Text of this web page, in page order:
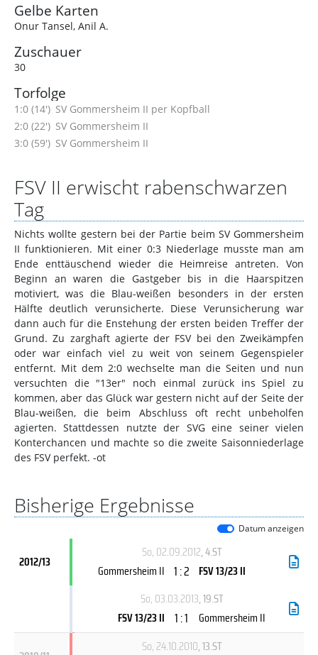
Gelbe Karten
Onur Tansel, Anil A.
Zuschauer
30
Torfolge
1:0 (14') SV Gommersheim II per Kopfball
2:0 (22') SV Gommersheim II
3:0 (59') SV Gommersheim II
FSV II erwischt rabenschwarzen
Tag
Nichts wollte gestern bei der Partie beim SV Gommersheim
II funktionieren. Mit einer 0:3 Niederlage musste man am
Ende enttäuschend wieder die Heimreise antreten. Von
Beginn an waren die Gastgeber bis in die Haarspitzen
motiviert, was die Blau-weißen besonders in der ersten
Hälfte deutlich verunsicherte. Diese Verunsicherung war
dann auch für die Enstehung der ersten beiden Treffer der
Grund. Zu zarghaft agierte der FSV bei den Zweikämpfen
oder war einfach viel zu weit von seinem Gegenspieler
entfernt. Mit dem 2:0 wechselte man die Seiten und nun
versuchten die "13er" noch einmal zurück ins Spiel zu
kommen, aber das Glück war gestern nicht auf der Seite der
Blau-weißen, die beim Abschluss oft recht unbeholfen
agierten. Stattdessen nutzte der SVG eine seiner vielen
Konterchancen und machte so die zweite Saisonniederlage
des FSV perfekt. -ot
Bisherige Ergebnisse
Datum anzeigen
2012/13
So, 02.09.2012, 4.ST
Gommersheim II 1 : 2 FSV 13/23 II
So, 03.03.2013, 19.ST
FSV 13/23 II
1 : 1 Gommersheim II
So, 24.10.2010, 13.ST